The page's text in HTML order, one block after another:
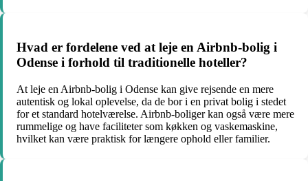
Hvad er fordelene ved at leje en Airbnb-bolig i
Odense i forhold til traditionelle hoteller?
At leje en Airbnb-bolig i Odense kan give rejsende en mere
autentisk og lokal oplevelse, da de bor i en privat bolig i stedet
for et standard hotelværelse. Airbnb-boliger kan også være mere
rummelige og have faciliteter som køkken og vaskemaskine,
hvilket kan være praktisk for længere ophold eller familier.